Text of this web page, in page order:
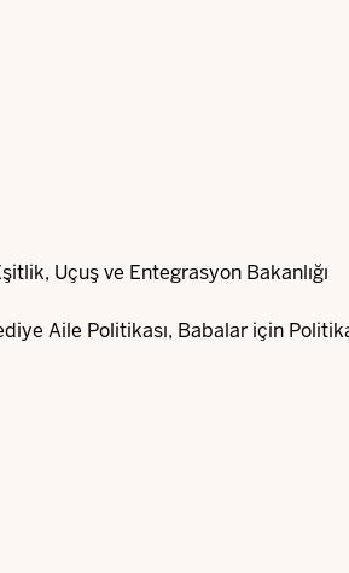
Uçuş ve Entegrasyon Bakanlığı
Aile Politikası, Babalar için